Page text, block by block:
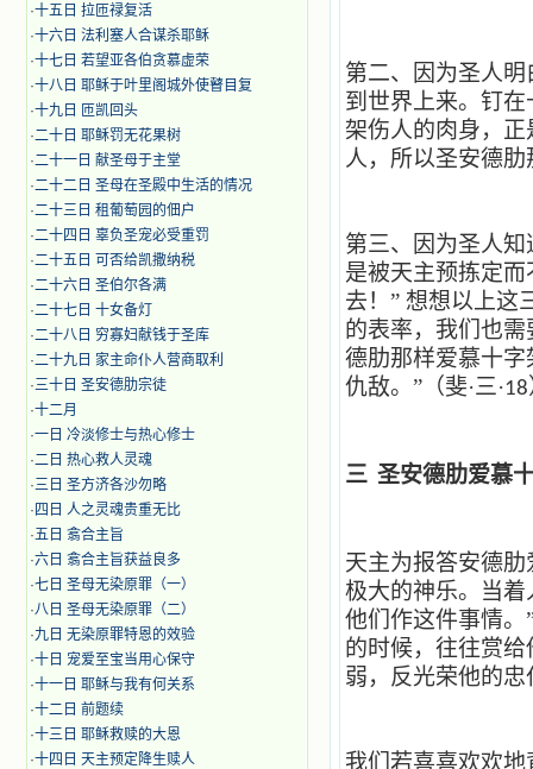
·十五日 拉匝禄复活
·十六日 法利塞人合谋杀耶稣
·十七日 若望亚各伯贪慕虚荣
·十八日 耶稣于叶里阁城外使瞽目复
·十九日 匝凯回头
·二十日 耶稣罚无花果树
·二十一日 献圣母于主堂
·二十二日 圣母在圣殿中生活的情况
·二十三日 租葡萄园的佃户
·二十四日 辜负圣宠必受重罚
·二十五日 可否给凯撒纳税
·二十六日 圣伯尔各满
·二十七日 十女备灯
·二十八日 穷寡妇献钱于圣库
·二十九日 家主命仆人营商取利
·三十日 圣安德肋宗徒
·十二月
·​一日 冷淡修士与热心修士
·二日 热心救人灵魂
·三日 圣方济各沙勿略
· 四日 人之灵魂贵重无比
·五日 翕合主旨
·六日 翕合主旨获益良多
·七日 圣母无染原罪（一）
·八日 圣母无染原罪（二）
·九日 无染原罪特恩的效验
·十日 宠爱至宝当用心保守
·十一日 耶稣与我有何关系
·十二日 前题续
·十三日 耶稣救赎的大恩
·十四日 天主预定降生赎人
第二、因为圣人
到世界上来。钉
架伤人的肉身，
人，所以圣安德
第三、因为圣人
是被天主预拣定
去！” 想想以上这
的表率，我们也
德肋那样爱慕十
仇敌。”（斐·三·18
三 圣安德肋爱慕
天主为报答安德
极大的神乐。当
他们作这件事情。
的时候，往往赏
弱，反光荣他的
我们若喜喜欢欢